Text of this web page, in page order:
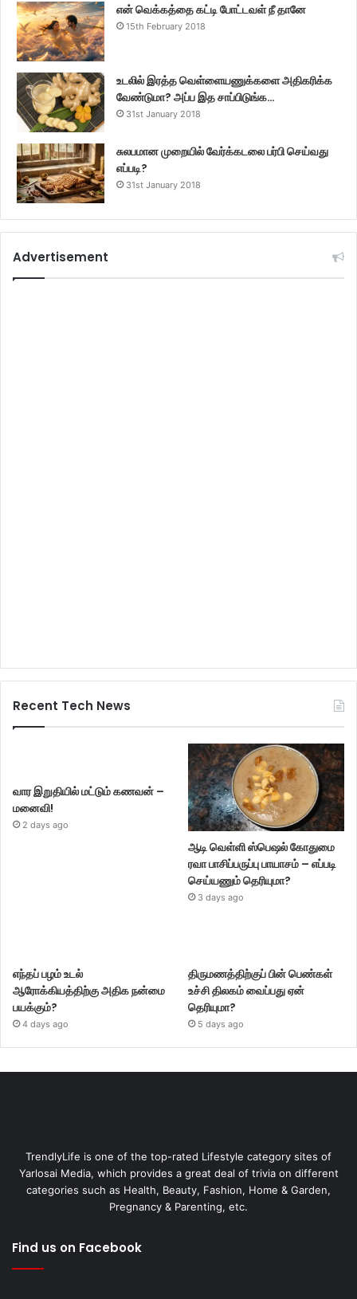
என் வெக்கத்தை கட்டி போட்டவள் நீ தானே
15th February 2018
உடலில் இரத்த வெள்ளையணுக்களை அதிகரிக்க
வேண்டுமா? அப்ப இத சாப்பிடுங்க…
31st January 2018
சுலபமான முறையில் வேர்க்கடலை பர்பி செய்வது
எப்படி?
31st January 2018
Advertisement
Recent Tech News
வார இறுதியில் மட்டும் கணவன் –
மனைவி!
2 days ago
ஆடி வெள்ளி ஸ்பெஷல் கோதுமை
ரவா பாசிப்பருப்பு பாயாசம் – எப்படி
செய்யணும் தெரியுமா?
3 days ago
எந்தப் பழம் உடல்
ஆரோக்கியத்திற்கு அதிக நன்மை
பயக்கும்?
4 days ago
திருமணத்திற்குப் பின் பெண்கள்
உச்சி திலகம் வைப்பது ஏன்
தெரியுமா?
5 days ago
TrendlyLife is one of the top-rated Lifestyle category sites of
Yarlosai Media, which provides a great deal of trivia on different
categories such as Health, Beauty, Fashion, Home & Garden,
Pregnancy & Parenting, etc.
Find us on Facebook